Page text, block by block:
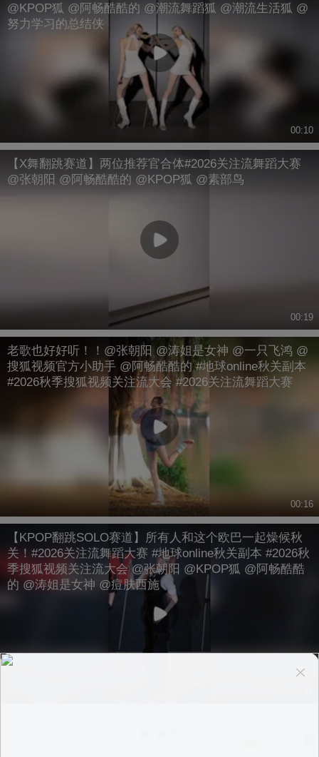
@KPOP狐 @阿畅酷酷的 @潮流舞蹈狐 @潮流生活狐 @
努力学习的总结侠
00:10
【X舞翻跳赛道】两位推荐官合体#2026关注流舞蹈大赛
@张朝阳 @阿畅酷酷的 @KPOP狐 @素部鸟
00:19
老歌也好好听！！@张朝阳 @涛姐是女神 @一只飞鸿 @
搜狐视频官方小助手 @阿畅酷酷的 #地球online秋关副本
#2026秋季搜狐视频关注流大会 #2026关注流舞蹈大赛
00:16
【KPOP翻跳SOLO赛道】所有人和这个欧巴一起燥候秋
关！#2026关注流舞蹈大赛 #地球online秋关副本 #2026秋
季搜狐视频关注流大会 @张朝阳 @KPOP狐 @阿畅酷酷
的 @涛姐是女神 @痘肤西施